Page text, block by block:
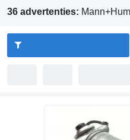
36 advertenties: